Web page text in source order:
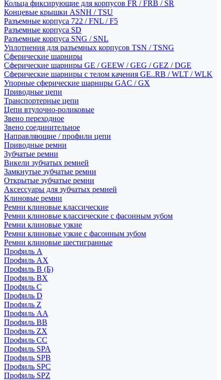
Кольца фиксирующие для корпусов FR / FRB / SR
Концевые крышки ASNH / TSU
Разъемные корпуса 722 / FNL / F5
Разъемные корпуса SD
Разъемные корпуса SNG / SNL
Уплотнения для разъемных корпусов TSN / TSNG
Сферические шарниры
Сферические шарниры GE / GEEW / GEG / GEZ / DGE
Сферические шарниры с телом качения GE..RB / WLT / WLK
Упорные сферические шарниры GAC / GX
Приводные цепи
Транспортерные цепи
Цепи втулочно-роликовые
Звено переходное
Звено соединительное
Направляющие / профили цепи
Приводные ремни
Зубчатые ремни
Викели зубчатых ремней
Замкнутые зубчатые ремни
Открытые зубчатые ремни
Аксессуары для зубчатых ремней
Клиновые ремни
Ремни клиновые классические
Ремни клиновые классические с фасонным зубом
Ремни клиновые узкие
Ремни клиновые узкие с фасонным зубом
Ремни клиновые шестигранные
Профиль A
Профиль AX
Профиль B (Б)
Профиль BX
Профиль C
Профиль D
Профиль Z
Профиль АА
Профиль BB
Профиль ZX
Профиль CC
Профиль SPA
Профиль SPB
Профиль SPC
Профиль SPZ